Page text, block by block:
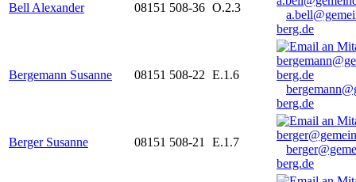
Bell Alexander 08151 508-36 O.2.3
berg.de
Bergemann Susanne 08151 508-22 E.1.6
berg.de
Berger Susanne 08151 508-21 E.1.7
berg.de